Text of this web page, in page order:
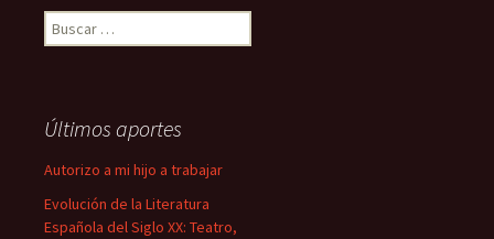
Buscar:
Últimos aportes
Autorizo a mi hijo a trabajar
Evolución de la Literatura
Española del Siglo XX: Teatro,